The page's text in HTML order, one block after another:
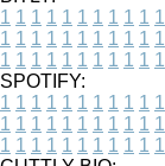
1 1 1 1 1 1 1 1 1 1 1
1 1 1 1 1 1 1 1 1 1 1
1 1 1 1 1 1 1 1 1 1 1
SPOTIFY:
1 1 1 1 1 1 1 1 1 1 1
1 1 1 1 1 1 1 1 1 1 1
1 1 1 1 1 1 1 1 1 1 1